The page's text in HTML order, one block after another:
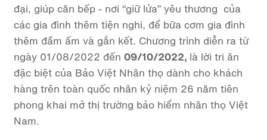
đại, giúp căn bếp - nơi “giữ lửa” yêu thương của
các gia đình thêm tiện nghi, để bữa cơm gia đình
thêm đầm ấm và gắn kết. Chương trình diễn ra từ
ngày 01/08/2022 đến 09/10/2022, là lời tri ân
đặc biệt của Bảo Việt Nhân thọ dành cho khách
hàng trên toàn quốc nhân kỷ niệm 26 năm tiên
phong khai mở thị trường bảo hiểm nhân thọ Việt
Nam.